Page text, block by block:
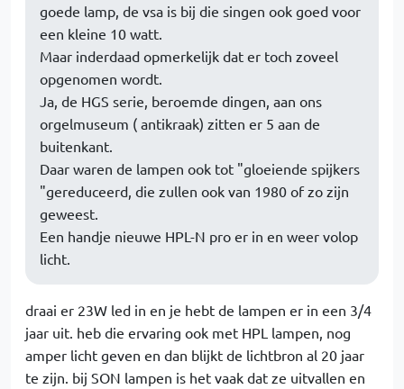
goede lamp, de vsa is bij die singen ook goed voor
een kleine 10 watt.
Maar inderdaad opmerkelijk dat er toch zoveel
opgenomen wordt.
Ja, de HGS serie, beroemde dingen, aan ons
orgelmuseum ( antikraak) zitten er 5 aan de
buitenkant.
Daar waren de lampen ook tot "gloeiende spijkers
"gereduceerd, die zullen ook van 1980 of zo zijn
geweest.
Een handje nieuwe HPL-N pro er in en weer volop
licht.
draai er 23W led in en je hebt de lampen er in een 3/4
jaar uit. heb die ervaring ook met HPL lampen, nog
amper licht geven en dan blijkt de lichtbron al 20 jaar
te zijn. bij SON lampen is het vaak dat ze uitvallen en